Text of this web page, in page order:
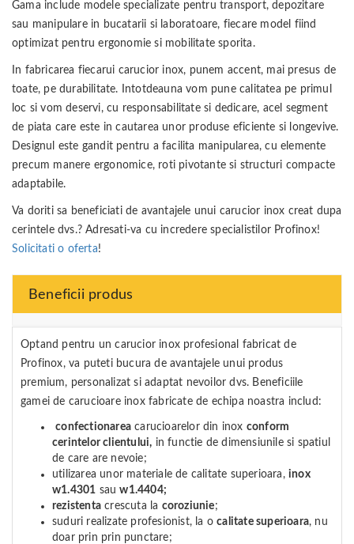
Gama include modele specializate pentru transport, depozitare
sau manipulare in bucatarii si laboratoare, fiecare model fiind
optimizat pentru ergonomie si mobilitate sporita.
In fabricarea fiecarui carucior inox, punem accent, mai presus de
toate, pe durabilitate. Intotdeauna vom pune calitatea pe primul
loc si vom deservi, cu responsabilitate si dedicare, acel segment
de piata care este in cautarea unor produse eficiente si longevive.
Designul este gandit pentru a facilita manipularea, cu elemente
precum manere ergonomice, roti pivotante si structuri compacte
adaptabile.
Va doriti sa beneficiati de avantajele unui carucior inox creat dupa
cerintele dvs.? Adresati-va cu incredere specialistilor Profinox!
Solicitati o oferta!
Beneficii produs
Optand pentru un carucior inox profesional fabricat de
Profinox, va puteti bucura de avantajele unui produs
premium, personalizat si adaptat nevoilor dvs. Beneficiile
gamei de carucioare inox fabricate de echipa noastra includ:
confectionarea carucioarelor din inox conform
cerintelor clientului, in functie de dimensiunile si spatiul
de care are nevoie;
utilizarea unor materiale de calitate superioara, inox
w1.4301 sauw1.4404;
rezistenta crescuta la coroziunie;
suduri realizate profesionist, la ocalitate superioara, nu
doar prin prin punctare;